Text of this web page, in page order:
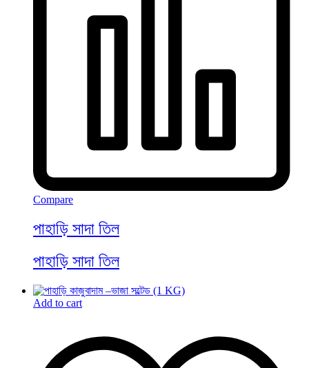
Compare
পাহাড়ি সাদা তিল
পাহাড়ি সাদা তিল
Add to cart